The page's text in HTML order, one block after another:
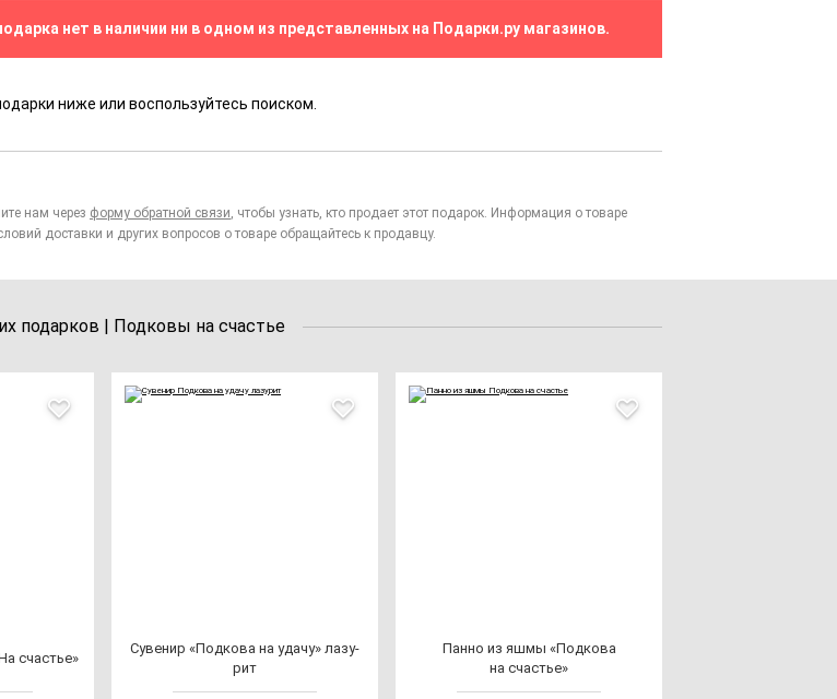
нет в наличии ни в одном из представленных на Подарки.ру магазинов.
ниже или воспользуйтесь поиском.
нам через форму обратной связи, чтобы узнать, кто продает этот подарок. Информация о товаре
доставки и других вопросов о товаре обращайтесь к продавцу.
подарков | Подковы на счастье
счастье»
Суве­нир «Под­ко­ва на уда­чу» ла­зу­
рит
Пан­но из яш­мы «Под­ко­ва
на счастье»